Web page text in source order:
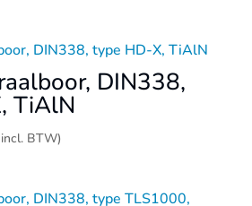
DIN338,
TiAlN
BTW)